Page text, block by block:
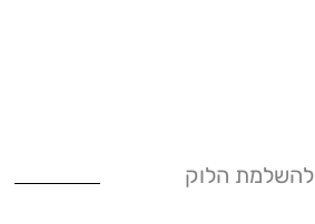
להשלמת הלוק